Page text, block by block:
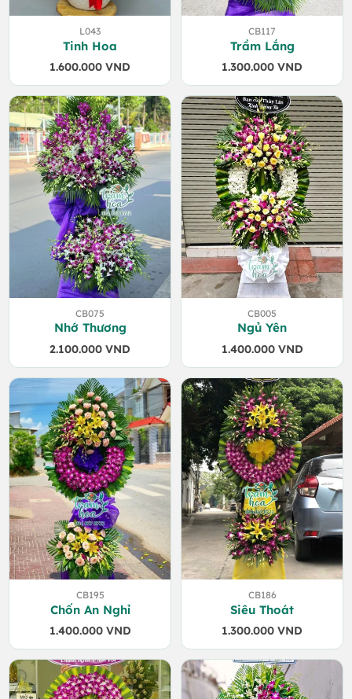
L043
Tinh Hoa
1.600.000 VND
CB117
Trầm Lắng
1.300.000 VND
CB075
Nhớ Thương
2.100.000 VND
CB005
Ngủ Yên
1.400.000 VND
CB195
Chốn An Nghỉ
1.400.000 VND
CB186
Siêu Thoát
1.300.000 VND